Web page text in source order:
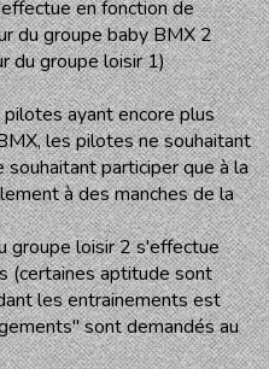
en fonction de
du groupe baby BMX 2
du groupe loisir 1)
ayant encore plus
les pilotes ne souhaitant
participer que à la
à des manches de la
groupe loisir 2 s'effectue
(certaines aptitude sont
les entrainements est
sont demandés au